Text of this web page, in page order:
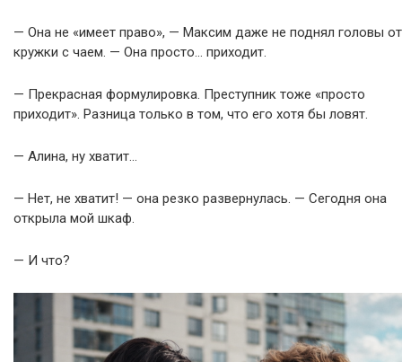
— Она не «имеет право», — Максим даже не поднял головы от
кружки с чаем. — Она просто… приходит.
— Прекрасная формулировка. Преступник тоже «просто
приходит». Разница только в том, что его хотя бы ловят.
— Алина, ну хватит…
— Нет, не хватит! — она резко развернулась. — Сегодня она
открыла мой шкаф.
— И что?